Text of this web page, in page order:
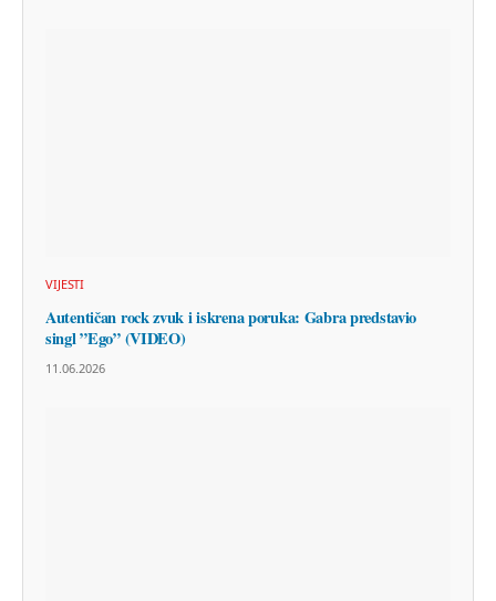
VIJESTI
Autentičan rock zvuk i iskrena poruka: Gabra predstavio
singl ”Ego” (VIDEO)
11.06.2026